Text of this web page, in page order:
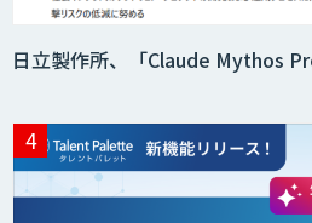
日立製作所、「Claude Mythos